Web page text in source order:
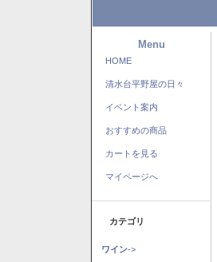
Menu
HOME
清水台平野屋の日々
イベント案内
おすすめの商品
カートを見る
マイページへ
カテゴリ
ワイン->